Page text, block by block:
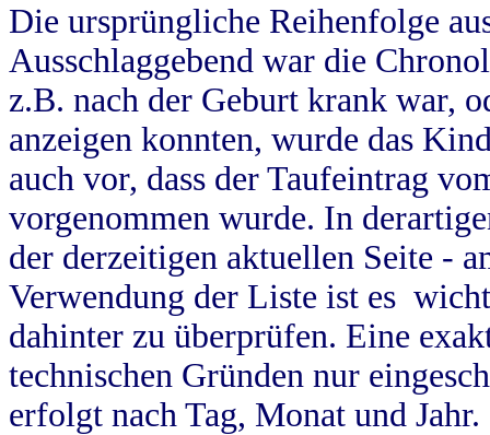
Die ursprüngliche Reihenfolge
Ausschlaggebend war die
z.B. nach der Geburt krank war,
anzeigen konnten, wurde das
auch vor, dass der Taufeintrag
vorgenommen wurde. In
der derzeitigen aktuellen Seite -
Verwendung der Liste ist es
dahinter zu überprüfen. Eine
technischen Gründen nur
erfolgt nach Tag, Monat und Jahr.